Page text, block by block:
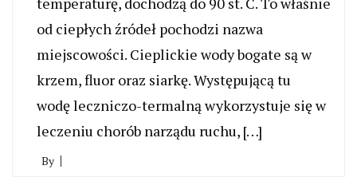
od ciepłych źródeł pochodzi nazwa
miejscowości. Cieplickie wody bogate są w
krzem, fluor oraz siarkę. Występującą tu
wodę leczniczo-termalną wykorzystuje się w
leczeniu chorób narządu ruchu, […]
By